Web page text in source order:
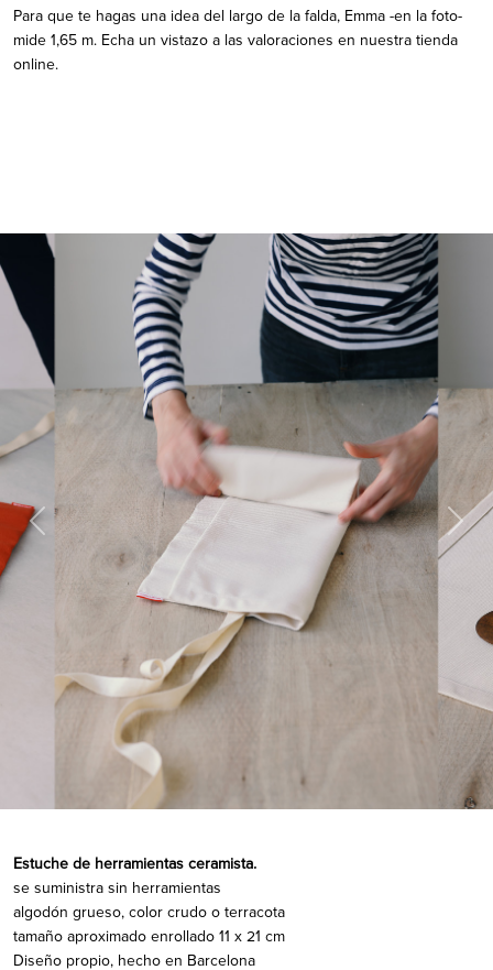
Para que te hagas una idea del largo de la falda, Emma -en la foto-
mide 1,65 m. Echa un vistazo a las valoraciones en nuestra tienda
online.
Previous Next
Estuche de herramientas ceramista.
se suministra sin herramientas
algodón grueso, color crudo o terracota
tamaño aproximado enrollado 11 x 21 cm
Diseño propio, hecho en Barcelona